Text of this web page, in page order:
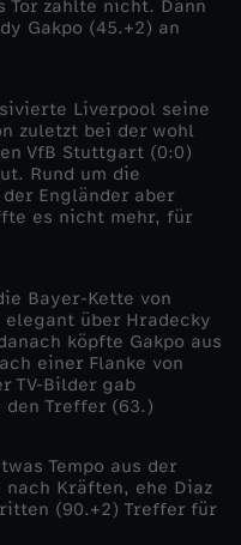
Tor zählte nicht. Dann
Gakpo (45.+2) an
Liverpool seine
zuletzt bei der wohl
VfB Stuttgart (0:0)
Rund um die
Engländer aber
es nicht mehr, für
Bayer-Kette von
über Hradecky
köpfte Gakpo aus
einer Flanke von
TV-Bilder gab
den Treffer (63.)
Tempo aus der
Kräften, ehe Diaz
(90.+2) Treffer für